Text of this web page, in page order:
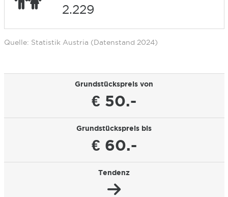
2.229
Quelle: Statistik Austria (Datenstand 2024)
Grundstückspreis von
€ 50.-
Grundstückspreis bis
€ 60.-
Tendenz